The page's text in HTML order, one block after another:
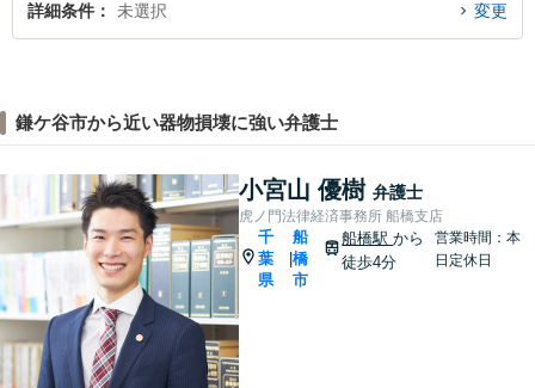
詳細条件 未選択 変更
鎌ケ谷市から近い器物損壊に強い弁護士
小宮山 優樹 弁護士
虎ノ門法律経済事務所 船橋支店
千
葉
県
船
橋
市
船橋駅から
徒歩4分
営業時間：本
日定休日